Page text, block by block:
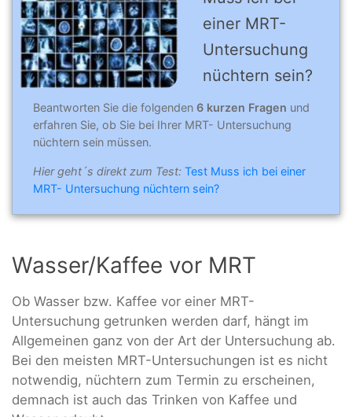
einer MRT-
Untersuchung
nüchtern sein?
Beantworten Sie die folgenden 6 kurzen Fragen und
erfahren Sie, ob Sie bei Ihrer MRT- Untersuchung
nüchtern sein müssen.
Hier geht´s direkt zum Test: Test Muss ich bei einer
MRT- Untersuchung nüchtern sein?
Wasser/Kaffee vor MRT
Ob Wasser bzw. Kaffee vor einer MRT-
Untersuchung getrunken werden darf, hängt im
Allgemeinen ganz von der Art der Untersuchung ab.
Bei den meisten MRT-Untersuchungen ist es nicht
notwendig, nüchtern zum Termin zu erscheinen,
demnach ist auch das Trinken von Kaffee und